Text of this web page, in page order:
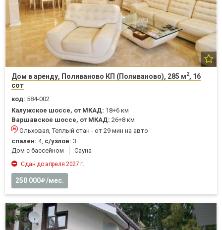
Дом в аренду, Поливаново КП (Поливаново), 285 м2, 16
сот
код: 584-002
Калужское шоссе, от МКАД: 18+6 км
Варшавское шоссе, от МКАД: 26+8 км
Ольховая, Теплый стан - от 29 мин на авто
спален: 4, с/узлов: 3
Дом с бассейном
Cауна
Сдан до апреля 2027 г.
250 000 /мес.